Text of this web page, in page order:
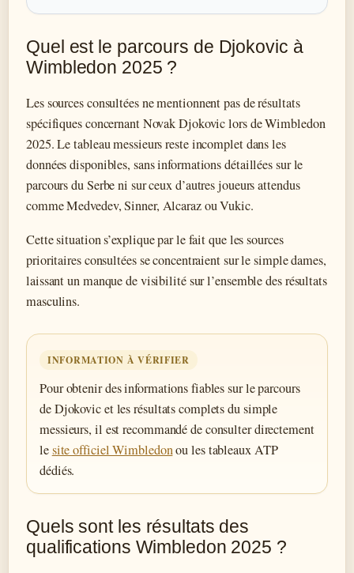
Quel est le parcours de Djokovic à
Wimbledon 2025 ?
Les sources consultées ne mentionnent pas de résultats
spécifiques concernant Novak Djokovic lors de Wimbledon
2025. Le tableau messieurs reste incomplet dans les
données disponibles, sans informations détaillées sur le
parcours du Serbe ni sur ceux d’autres joueurs attendus
comme Medvedev, Sinner, Alcaraz ou Vukic.
Cette situation s’explique par le fait que les sources
prioritaires consultées se concentraient sur le simple dames,
laissant un manque de visibilité sur l’ensemble des résultats
masculins.
INFORMATION À VÉRIFIER
Pour obtenir des informations fiables sur le parcours
de Djokovic et les résultats complets du simple
messieurs, il est recommandé de consulter directement
lesite officiel Wimbledonou les tableaux ATP
dédiés.
Quels sont les résultats des
qualifications Wimbledon 2025 ?